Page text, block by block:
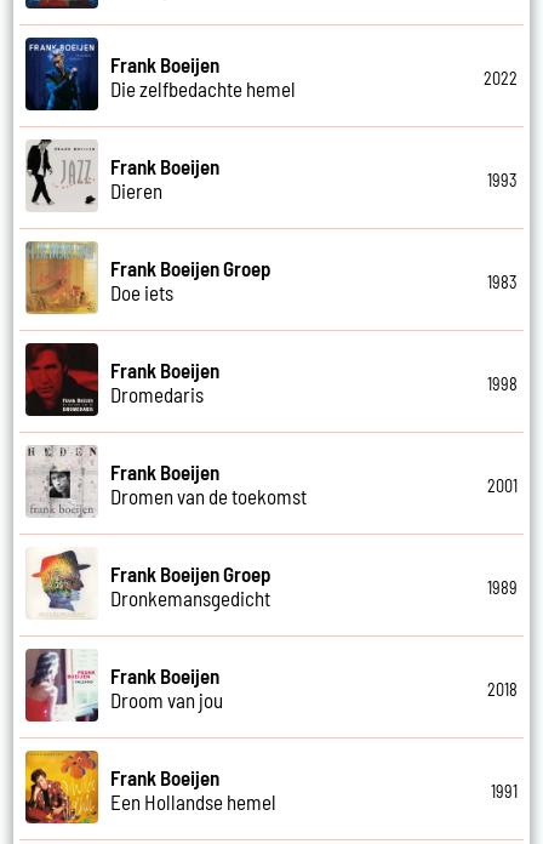
Frank Boeijen
Die zelfbedachte hemel
2022
Frank Boeijen
Dieren
1993
Frank Boeijen Groep
Doe iets
1983
Frank Boeijen
Dromedaris
1998
Frank Boeijen
Dromen van de toekomst
2001
Frank Boeijen Groep
Dronkemansgedicht
1989
Frank Boeijen
Droom van jou
2018
Frank Boeijen
Een Hollandse hemel
1991